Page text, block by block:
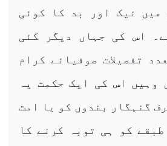
میں نیک اور بد کا کوئی
اس کی جہاں دیگر کئی
تفصیلات صوفیائے کرام
وہیں اس کی ایک حکمت یہ
گنہگار بندوں کو یا امت
کو ہی توبہ کرنے کا